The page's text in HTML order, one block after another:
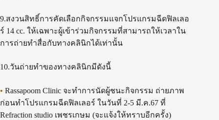
9.สงวนสิทธิ์การคัดเลือกกิจกรรมแจกโปรแกรมฉีดฟิลเลอ
ร์ 14 cc. ให้เฉพาะผู้เข้าร่วมกิจกรรมที่สามารถให้เวลาใน
การถ่ายทำสื่อกับทางคลินิกได้เท่านั้น
10.วันถ่ายทำของทางคลินิกมีดังนี้
• Rassapoom Clinic จะทำการนัดผู้ชนะกิจกรรม ถ่ายภาพ
ก่อนทำโปรแกรมฉีดฟิลเลอร์ ในวันที่ 2-5 มี.ค.67 ที่
Refraction studio เพชรเกษม (จะแจ้งให้ทราบอีกครั้ง)